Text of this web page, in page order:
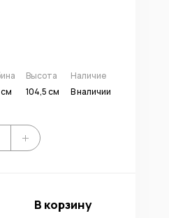
Высота
104,5 см
Наличие
В наличии
В корзину